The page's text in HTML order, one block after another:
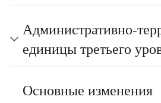
Административно-
единицы третьего
Основные изменения